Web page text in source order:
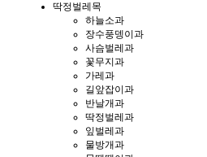
딱정벌레목
하늘소과
장수풍뎅이과
사슴벌레과
꽃무지과
가레과
길앞잡이과
반날개과
딱정벌레과
잎벌레과
물방개과